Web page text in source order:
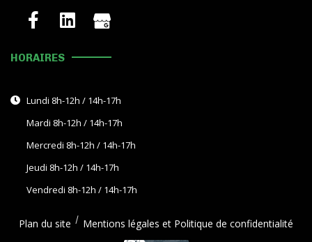
HORAIRES
Lundi 8h-12h / 14h-17h
Mardi 8h-12h / 14h-17h
Mercredi 8h-12h / 14h-17h
Jeudi 8h-12h / 14h-17h
Vendredi 8h-12h / 14h-17h
Plan du site Mentions légales et Politique de confidentialité